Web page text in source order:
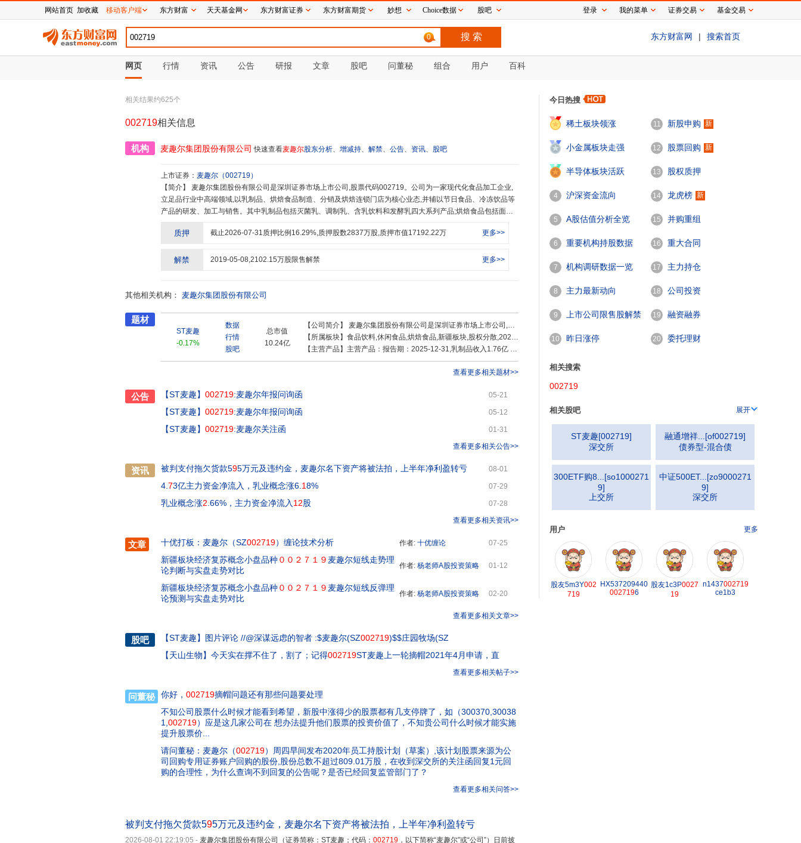
0 东方财富网 | 搜索首页
网页 行情 资讯 公告 研报 文章 股吧 问董秘 组合 用户 百科
相关结果约625个
002719相关信息
机构 麦趣尔集团股份有限公司 快速查看麦趣尔股东分析、 增减持、 解禁、 公告、 资讯、 股吧
上市证券： 麦趣尔 （002719）
【简介】
立足品行业中高端领域,以乳制品、烘焙食品制造、分销及烘焙连锁门店为核心业态,并辅以节日食品、冷冻饮品等
产品的研发、加工与销售。其中乳制品包括灭菌乳、调制乳、含乳饮料和发酵乳四大系列产品;烘焙食品包括面
加盟店覆盖新疆、浙江地区。公司目前从事业务从奶牛养殖深入产业链源头,利用新疆独特的地缘优势,布局第一产
浙沪市场的快速突破夯实基础;以新疆40家烘焙连锁、宁波188家烘焙连锁为基础,打造“天山牧场.鲜奶烘焙”全新经
质押 截止2026-07-31质押比例 16.29%,质押股数2837万股,质押市值17192.22万 更多>>
解禁 2019-05-08,2102.15万股限售解禁 更多>>
其他相关机构： 麦趣尔集团股份有限公司
题材
ST麦趣
-0.17%
数据
行情
股吧
总市值
10.24亿
【公司简介】 麦趣尔集团股份有限公司是深圳证券市场上市公司,股票代码
【所属板块】 食品饮料,休闲食品,烘焙食品,新疆板块,股权分散,2026中报首亏,破发股,机构重仓,QFII重仓,ST股,乳业,新零售,婴童概念,西部大开发
【主营产品】 主营产品：报告期：2025-12-31,乳制品收入1.76亿 ，占比29.25% ，利润0.14亿 ，占比10.72% ，毛利率8.24%；其他收入1.08亿 ，占比17.92% ，利润0.19亿 ，占比13.7% ，毛利率17.19%；烘焙食品收入2.88亿 ，占比47.95% ，利润0.87亿 ，占比64.74% ，毛利率30.35%；节日食品收入0.29亿 ，占比4.89% ，利润0.15亿 ，占比10.85% ，毛利率49.88%
查看更多相关题材>>
公告 【ST麦趣】 002719:麦趣尔年报问询函 05-21
【ST麦趣】 002719:麦趣尔年报问询函 05-12
【ST麦趣】 002719:麦趣尔关注函
01-31
查看更多相关公告>>
资讯 被判支付拖欠货款595万元及违约金，麦趣尔名下资产将被法拍，上半年净利盈转亏 08-01
4. 73亿主力资金净流入，乳业概念涨6. 18% 07-29
乳业概念涨2 .66%，主力资金净流入 12股
07-28
查看更多相关资讯>>
文章 十优打板：麦趣尔（SZ002719）缠论技术分析 作者: 十优缠论 07-25
新疆板块经济复苏概念小盘品种００２７１９ 麦趣尔短线走势理
论判断与实盘走势对比
作者: 杨老师A股投资策略 01-12
新疆板块经济复苏概念小盘品种００２７１９ 麦趣尔短线反弹理
论预测与实盘走势对比
作者: 杨老师A股投资策略 02-20
查看更多相关文章>>
股吧 【ST麦趣】 图片评论 //@深谋远虑的智者 :$麦趣尔(SZ002719)$$庄园牧场(SZ
【天山生物】 今天实在撑不住了，割了；记得002719ST麦趣上一轮摘帽2021年4月申请，直
查看更多相关帖子>>
问董秘 你好， 002719摘帽问题还有那些问题要处理
不知公司股票什么时候才能看到希望，新股中涨得少的股票都有几支停牌了，如（300370,30038
1, 002719）应是这几家公司在 想办法提升他们股票的投资价值了，不知贵公司什么时候才能实施
提升股票价...
请问董秘：麦趣尔（002719）周四早间发布2020年员工持股计划（草案）,该计划股票来源为公
司回购专用证券账户回购的股份,股份总数不超过809.01万股，在收到深交所的关注函回复1元回
购的合理性，为什么查询不到回复的公告呢？是否已经回复监管部门了？
查看更多相关问答>>
被判支付拖欠货款595万元及违约金，麦趣尔名下资产将被法拍，上半年净利盈转亏
2026-08-01 22:19:05 - 麦趣尔集团股份有限公司（证券简称：ST麦趣；代码： 002719 ，以下简称“麦趣尔”或“公司”）日前披
今日热搜
稀土板块领涨
2
小金属板块走强
3
半导体板块活跃
4 沪深资金流向
5 A股估值分析全览
6 重要机构持股数据
7 机构调研数据一览
8 主力最新动向
9 上市公司限售股解禁
一览
10 昨日涨停
11 新股申购 新
12 股票回购 新
13 股权质押
14 龙虎榜 新
15 并购重组
16 重大合同
17 主力持仓
18 公司投资
19 融资融券
20 委托理财
相关搜索
002719
相关股吧 展开
ST麦趣[002719]
深交所
融通增祥... [of002719]
债券型-混合债
300ETF购8... [so1000271
9]
上交所
中证500ET... [zo9000271
9]
深交所
用户 更多
股友5m3Y002
719
HX537209440
0027196
股友1c3P0027
19
n1437002719
ce1b3
网站首页 加收藏 移动客户端 东方财富 天天基金网 东方财富证券 东方财富期货 妙想 Choice数据 股吧 登录 我的菜单 证券交易 基金交易